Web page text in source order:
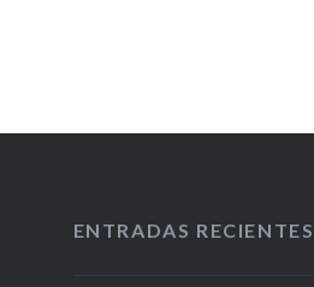
ENTRADAS RECIENTES